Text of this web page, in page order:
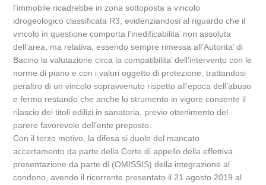
l’immobile ricadrebbe in zona sottoposta a vincolo
idrogeologico classificata R3, evidenziandosi al riguardo che il
vincolo in questione comporta l’inedificabilita’ non assoluta
dell’area, ma relativa, essendo sempre rimessa all’Autorita’ di
Bacino la valutazione circa la compatibilita’ dell’intervento con le
norme di piano e con i valori oggetto di protezione, trattandosi
peraltro di un vincolo sopravvenuto rispetto all’epoca dell’abuso
e fermo restando che anche lo strumento in vigore consente il
rilascio dei titoli edilizi in sanatoria, previo ottenimento del
parere favorevole dell’ente preposto.
Con il terzo motivo, la difesa si duole del mancato
accertamento da parte della Corte di appello della effettiva
presentazione da parte di (OMISSIS) della integrazione al
condono, avendo il ricorrente presentato il 21 agosto 2019 al